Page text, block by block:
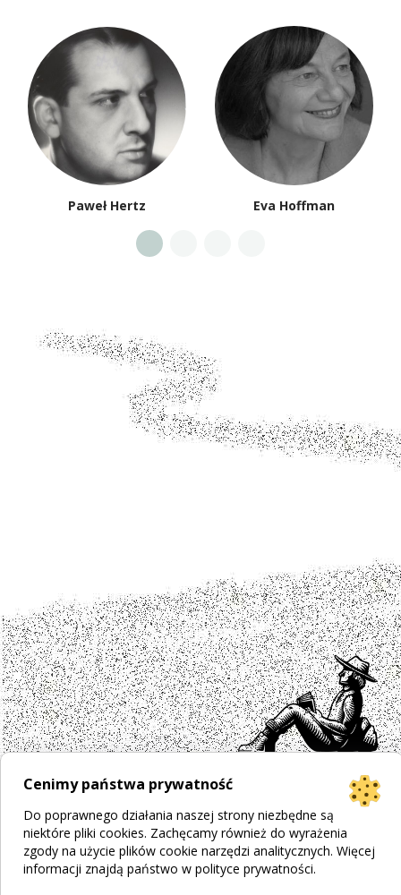
Paweł Hertz Eva Hoffman
Cenimy państwa prywatność
Do poprawnego działania naszej strony niezbędne są
niektóre pliki cookies. Zachęcamy również do wyrażenia
zgody na użycie plików cookie narzędzi analitycznych. Więcej
informacji znajdą państwo w polityce prywatności.
Projekt stronyBogumiła Płachecka
Realizacja© 2026 WEBOPCJA.pl
Regulamin sklepu|Polityka prywatności|Pliki Cookies